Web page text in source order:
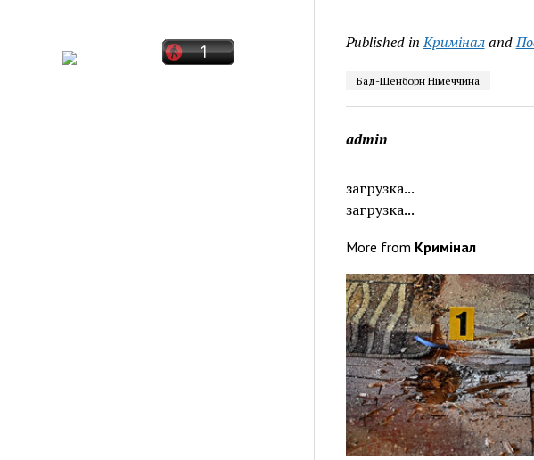
Published in Криміналand
Бад-Шенборн Німеччина
admin
загрузка...
загрузка...
More from Кримінал